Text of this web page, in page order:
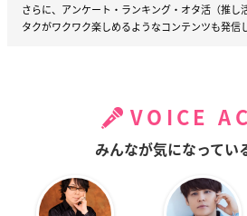
さらに、アンケート・ランキング・オタ活（推し
タクがワクワク楽しめるようなコンテンツも発信
VOICE
みんなが気になってい